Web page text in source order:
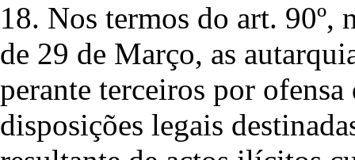
18. Nos termos do art. 90º,
de 29 de Março, as
perante terceiros por
disposições legais